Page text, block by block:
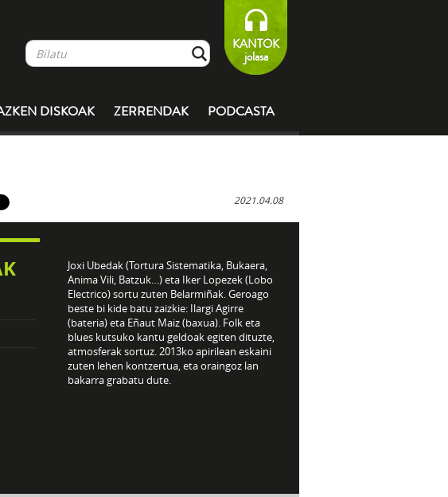
KANTOK
jolasa
DISKOAK ZERRENDAK PODCASTA
2021.04.08
Joxi Ubedak (Tortura Sistematika, Bukaera,
Anima Vili, Batzuk…) eta Iker Lopezek (Lobo
Electrico) sortu zuten Belarmiñak. Geroago
beste bi kide batu zaizkie: Ilargi Agirre
(bateria) eta Eñaut Maiz (baxua). Folk eta
blues kutsuko kantu geldoak egiten dituzte,
atmosferak sortuz. 2013ko apirilean eskaini
zuten lehen kontzertua, eta oraingoz lan
bakarra grabatu dute.